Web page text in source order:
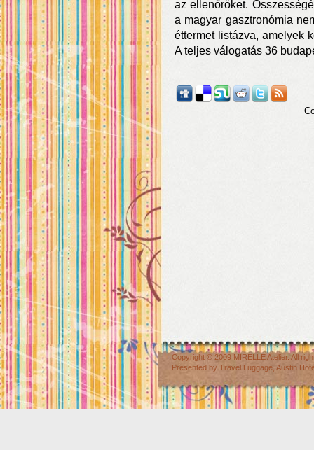
az ellenőröket.
a magyar gasztronómia
éttermet listázva, amelyek
A teljes válogatás 36
Copyright © 2009 MIRELLE Atelier. All
Presented by Travel Luggage Austin